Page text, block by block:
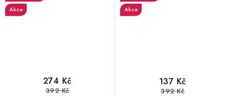
Akce
274 Kč
392 Kč
Akce
137 Kč
392 Kč